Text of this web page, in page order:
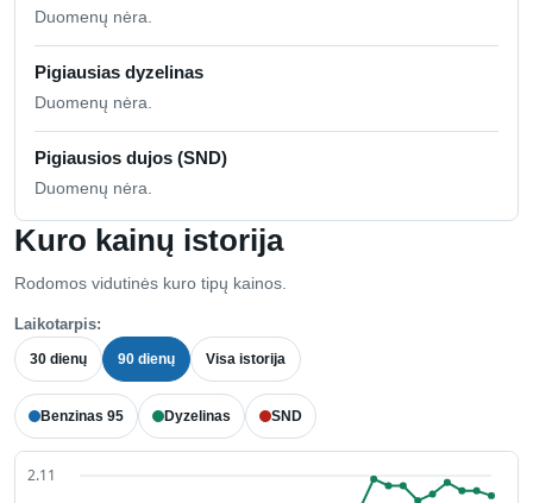
Kuro kainų istorija
Rodomos vidutinės kuro tipų kainos.
Laikotarpis:
30 dienų 90 dienų Visa istorija
Benzinas 95 Dyzelinas SND
Duomenų nėra.
Pigiausias dyzelinas
Duomenų nėra.
Pigiausios dujos (SND)
Duomenų nėra.